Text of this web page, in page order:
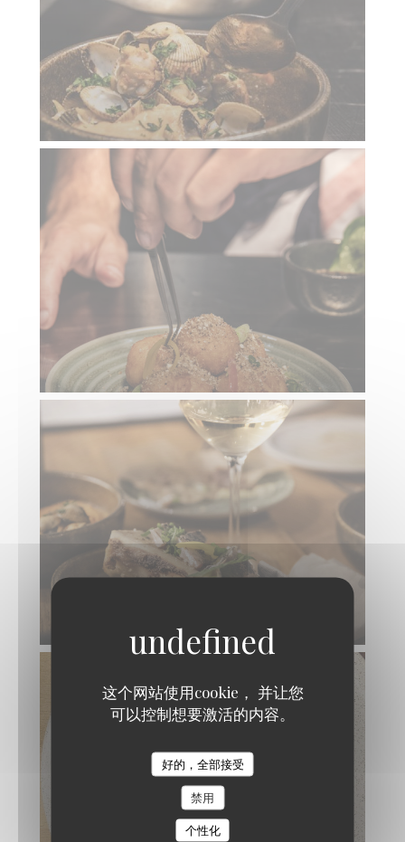
这个网站使用cookie， 并让您
可以控制想要激活的内容。
好的，全部接受
禁用
个性化